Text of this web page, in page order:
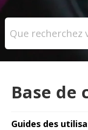
Base de
Guides des